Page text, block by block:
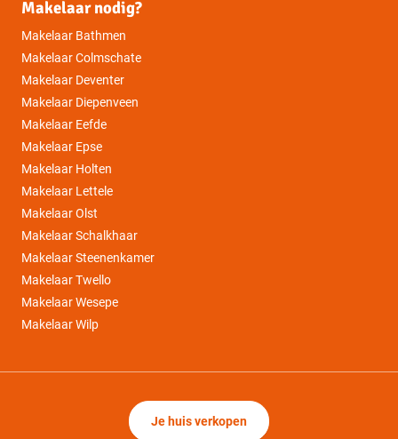
Makelaar nodig?
Makelaar Bathmen
Makelaar Colmschate
Makelaar Deventer
Makelaar Diepenveen
Makelaar Eefde
Makelaar Epse
Makelaar Holten
Makelaar Lettele
Makelaar Olst
Makelaar Schalkhaar
Makelaar Steenenkamer
Makelaar Twello
Makelaar Wesepe
Makelaar Wilp
Je huis verkopen